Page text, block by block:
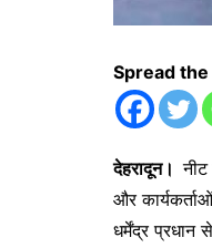
Spread
देहरादून।
और
धर्मेंद्र प्रधान